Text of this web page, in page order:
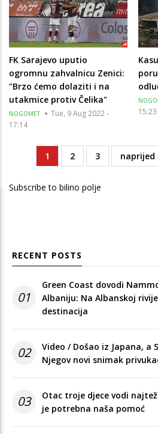
FK Sarajevo uputio
ogromnu zahvalnicu Zenici:
"Brzo ćemo dolaziti i na
utakmice protiv Čelika"
NOGOMET
Tue, 9 Aug 2022 -
17:14
15:23
PaginationCurrent
page
1 Page
2 Page
3
Next
page
naprijed
Subscribe to bilino polje
RECENT POSTS
01
Green Coast dovodi
Albaniju: Na Albanskoj
destinacija
02
Video / Došao iz Japana, a
Njegov novi snimak
03
Otac troje djece vodi
je potrebna naša pomoć